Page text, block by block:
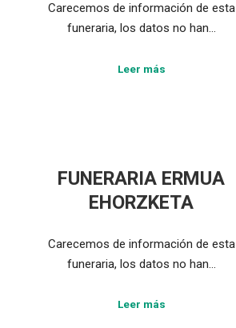
Carecemos de información de esta
funeraria, los datos no han…
Leer más
FUNERARIA ERMUA
EHORZKETA
Carecemos de información de esta
funeraria, los datos no han…
Leer más